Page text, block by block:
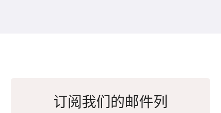
订阅我们的邮件列